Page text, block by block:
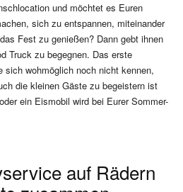
und möchtet es Euren
sich zu entspannen, miteinander
Fest zu genießen? Dann gebt ihnen
Truck zu begegnen. Das erste
sich wohmöglich noch nicht kennen,
die kleinen Gäste zu begeistern ist
ein Eismobil wird bei Eurer Sommer-
auf Rädern